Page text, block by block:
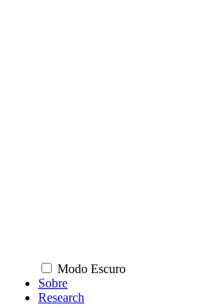
Modo Escuro
Sobre
Research